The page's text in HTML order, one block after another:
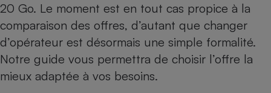
20 Go. Le moment est en tout cas propice à la
comparaison des offres, d’autant que changer
d’opérateur est désormais une simple formalité.
Notre guide vous permettra de choisir l’offre la
mieux adaptée à vos besoins.
bouteille
Banque
Téléviseur
Matelas